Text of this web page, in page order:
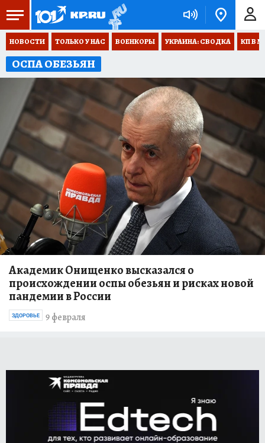
НОВОСТИ ТОЛЬКО У НАС ВОЕНКОРЫ УКРАИНА: СВОДКА КП В
ОСПА ОБЕЗЬЯН
Академик Онищенко высказался о
происхождении оспы обезьян и рисках новой
пандемии в России
9 февраля
ЗДОРОВЬЕ